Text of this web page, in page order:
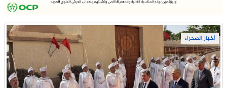
أخبار الصحراء